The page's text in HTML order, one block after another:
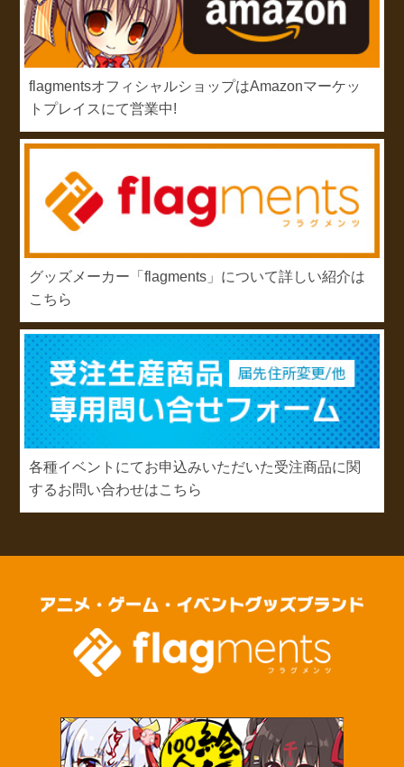
flagmentsオフィシャルショップはAmazonマーケッ
トプレイスにて営業中!
グッズメーカー「flagments」について詳しい紹介は
こちら
各種イベントにてお申込みいただいた受注商品に関
するお問い合わせはこちら